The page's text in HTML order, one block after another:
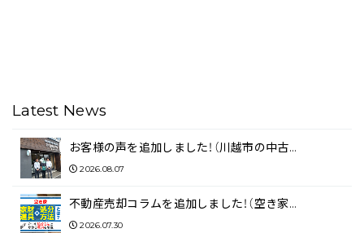
Latest News
お客様の声を追加しました！（川越市の中古…
2026.08.07
不動産売却コラムを追加しました！（空き家…
2026.07.30